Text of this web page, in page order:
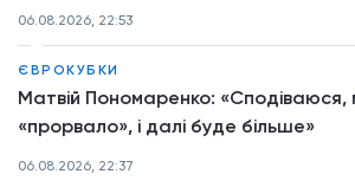
06.08.2026, 22:53
ЄВРОКУБКИ
Матвій Пономаренко: «Сподіваюся,
«прорвало», і далі буде більше»
06.08.2026, 22:37